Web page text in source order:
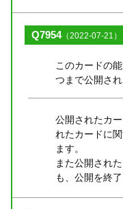
Q7954（2022-07-21）
このカードの
つまで公開さ
公開されたカ
れたカードに
ます。
また公開され
も、公開を終了